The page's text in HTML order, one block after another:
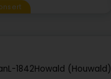
L-1842Howald (Houwald)